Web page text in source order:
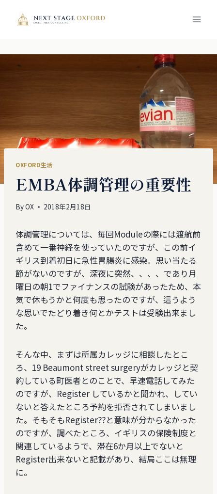
キ
OXFORD生活
EMBA体調管理の重要性
ByOX 2018年2月18日
体調管理については、毎回Moduleの際には渡航前
含めて一番神経を使っていたのですが、この前イ
ギリス到着初日に急性胃腸炎に感染。思い当たる
節がないのですが、深夜に突然、、、、であり月
曜日の朝1でファイナンスの試験があったため、本
気で休もうかと何度も思ったのですが、這うよう
な思いでたどり着き何とかテストは受験出来まし
た。
そんな中、まずは所属カレッジに相談したとこ
ろ、19 Beaumont street surgeryがカレッジと契
約している町医者とのことで、早速電話してみた
のですが、Register しているかと聞かれ、してい
ないと答えたところ予約を拒否されてしまいまし
た。そもそもRegister??と意味が分からなかった
のですが、調べたところ、イギリスの保険制度と
関連しているようで、滞在6か月以上でないと
Register出来ないと記載があり、結局ここは無理
に。